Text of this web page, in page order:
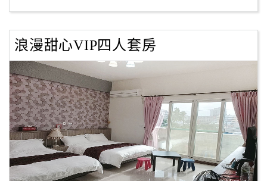
旅
卡
訂
房
請
款
收
據
浪漫甜心VIP四人套房